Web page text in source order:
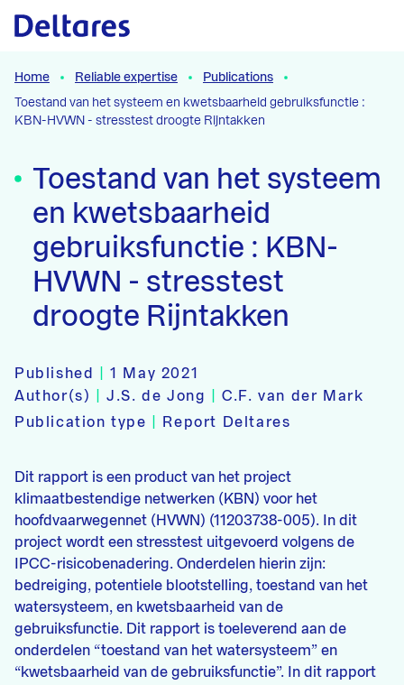
Naar hoofdcontent
Home Reliable expertise
Publications
Toestand van het systeem en kwetsbaarheid gebruiksfunctie :
KBN-HVWN - stresstest droogte Rijntakken
Toestand van het systeem
en kwetsbaarheid
gebruiksfunctie : KBN-
HVWN - stresstest
droogte Rijntakken
Published |1 May 2021
Author(s)
|J.S. de Jong |C.F. van der Mark
Publication type
Report Deltares
Dit rapport is een product van het project
klimaatbestendige netwerken (KBN) voor het
hoofdvaarwegennet (HVWN) (11203738-005). In dit
project wordt een stresstest uitgevoerd volgens de
IPCC-risicobenadering. Onderdelen hierin zijn:
bedreiging, potentiele blootstelling, toestand van het
watersysteem, en kwetsbaarheid van de
gebruiksfunctie. Dit rapport is toeleverend aan de
onderdelen “toestand van het watersysteem” en
“kwetsbaarheid van de gebruiksfunctie”. In dit rapport